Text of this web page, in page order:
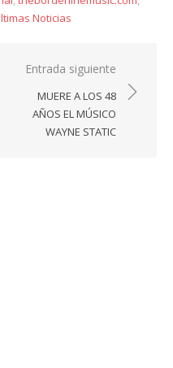
Noticias
Entrada siguiente
MUERE A LOS 48
AÑOS EL MÚSICO
WAYNE STATIC